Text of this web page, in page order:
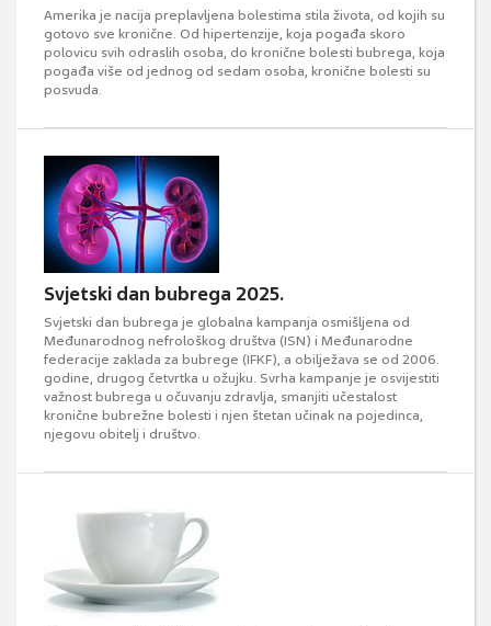
Amerika je nacija preplavljena bolestima stila života, od kojih su
gotovo sve kronične. Od hipertenzije, koja pogađa skoro
polovicu svih odraslih osoba, do kronične bolesti bubrega, koja
pogađa više od jednog od sedam osoba, kronične bolesti su
posvuda.
Svjetski dan bubrega 2025.
Svjetski dan bubrega je globalna kampanja osmišljena od
Međunarodnog nefrološkog društva (ISN) i Međunarodne
federacije zaklada za bubrege (IFKF), a obilježava se od 2006.
godine, drugog četvrtka u ožujku. Svrha kampanje je osvijestiti
važnost bubrega u očuvanju zdravlja, smanjiti učestalost
kronične bubrežne bolesti i njen štetan učinak na pojedinca,
njegovu obitelj i društvo.